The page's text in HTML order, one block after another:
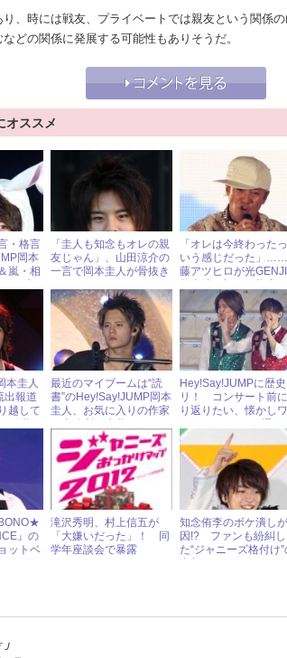
、時には戦友、プライベートでは親友という関係の
どの関係に発展する可能性もありそうだ。
オススメ
・格言
岡本
嵐・相
「圭人も知念もオレの親
友じゃん」、山田涼介の
一言で岡本圭人が骨抜き
「オレは今終わった
いう感じだった」
藤アツヒロが光
本圭人
出報道
越して
最近のマイブームは“読
書”のHey!Say!JUMP岡本
圭人、お気に入りの作家
Hey!Say!JUMPに歴
リ！ コンサート前
り返りたい、懐かし
』の
ットベ
滝沢秀明、村上信五が
「大嫌いだった」！ 同
学年座談会で暴露
知念侑李のボケ潰し
因!? ファンも紛糾し
た“ジャニーズ格付け”